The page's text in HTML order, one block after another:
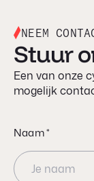
NEEM
Stuur
Een van onze
mogelijk
Naam *